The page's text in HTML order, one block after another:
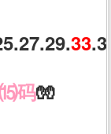
33
码🧤